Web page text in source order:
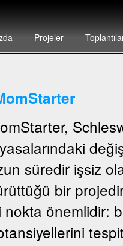
Projeler
süredir işsiz
bir
nokta önemlidir: